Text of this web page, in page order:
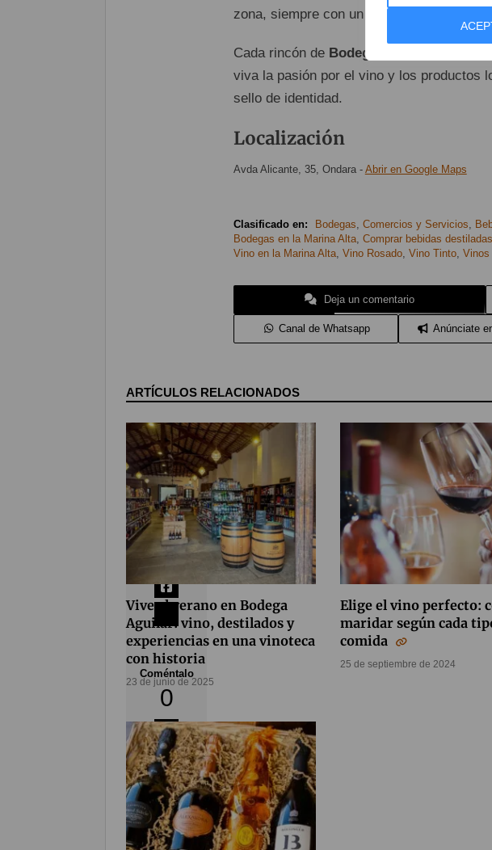
Compártelo
85
Coméntalo
0
zona, siempre con un toque auténtico y
Cada rincón de Bodega Aguilar
invita a
viva la pasión por el vino y los productos
sello de identidad.
Localización
Avda Alicante, 35, Ondara- Abrir en Google Maps
Deja un comentario
Canal de Whatsapp Anúnciate
Clasificado en: Bodegas Comercios y Servicios
Bodegas en la Marina Alta, Comprar bebidas destiladas
Vino en la Marina Alta, Vino Rosado, Vino Tinto, Vinos
ARTÍCULOS RELACIONADOS
Vive el verano en Bodega
Aguilar: vino, destilados y
experiencias en una vinoteca
con historia
23 de junio de 2025
Elige el vino perfecto:
maridar según cada
comida
25 de septiembre de 2024